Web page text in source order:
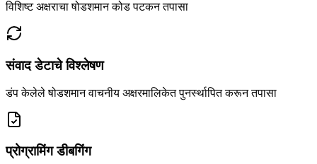
विशिष्ट अक्षराचा षोडशमान कोड पटकन तपासा
संवाद डेटाचे विश्लेषण
डंप केलेले षोडशमान वाचनीय अक्षरमालिकेत पुनर्स्थापित करून तपासा
प्रोग्रामिंग डीबगिंग